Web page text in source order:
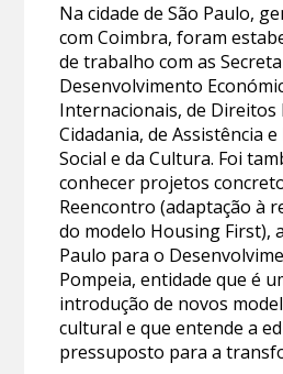
Na cidade de São Paulo,
com Coimbra, foram
de trabalho com as
Desenvolvimento
Internacionais, de Direitos
Cidadania, de Assistência
Social e da Cultura. Foi
conhecer projetos
Reencontro (adaptação à
do modelo Housing First),
Paulo para o
Pompeia, entidade que é
introdução de novos
cultural e que entende a
pressuposto para a